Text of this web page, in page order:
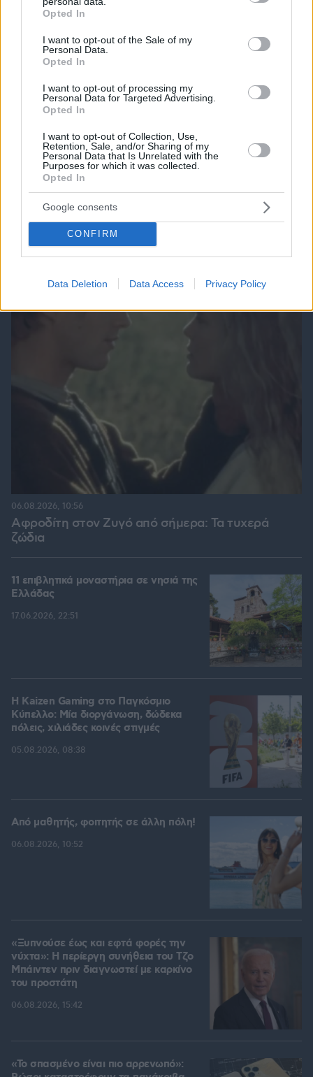
grant or deny consent to Google and its third-party tags to
use your data for below specified purposes in below Google
consent section.
Opted In
I want to opt-out of the Sale of my
Personal Data.
Opted In
I want to opt-out of processing my
Personal Data for Targeted Advertising.
Opted In
I want to opt-out of Collection, Use,
Retention, Sale, and/or Sharing of my
Personal Data that Is Unrelated with the
Purposes for which it was collected.
Opted In
Google consents
CONFIRM
Data Deletion Data Access Privacy Policy
Δωρεάν αντικατάσταση των παλιών αυτοκινήτων
με ηλεκτρικά
πριν 33 λεπτά
Αφροδίτη στον Ζυγό από σήμερα: Τα τυχερά
ζώδια
06.08.2026, 10:56
11 επιβλητικά μοναστήρια σε νησιά της
Ελλάδας
17.06.2026, 22:51
H Kaizen Gaming στο Παγκόσμιο
Kύπελλο: Μία διοργάνωση, δώδεκα
πόλεις, χιλιάδες κοινές στιγμές
05.08.2026, 08:38
Από μαθητής, φοιτητής σε άλλη πόλη!
06.08.2026, 10:52
«Ξυπνούσε έως και εφτά φορές την
νύχτα»: Η περίεργη συνήθεια του Τζο
Μπάιντεν πριν διαγνωστεί με καρκίνο
του προστάτη
06.08.2026, 15:42
«Το σπασμένο είναι πιο αρρενωπό»: